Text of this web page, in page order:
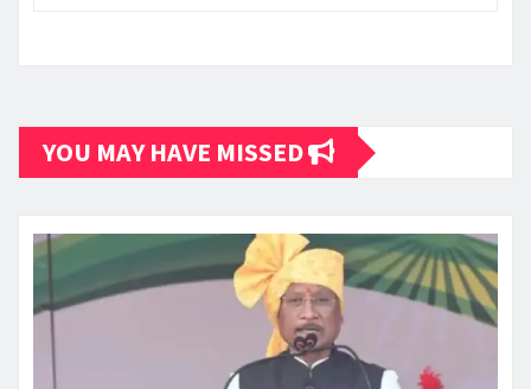
YOU MAY HAVE MISSED